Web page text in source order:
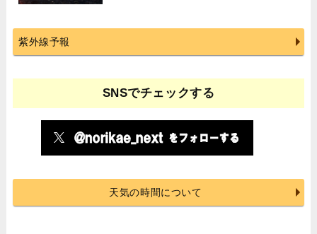
紫外線予報
SNSでチェックする
天気の時間について